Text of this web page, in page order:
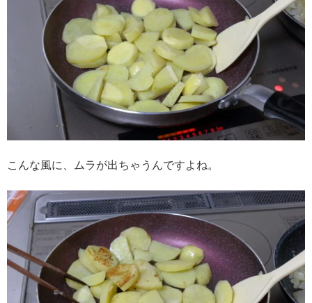
こんな風に、ムラが出ちゃうんですよね。